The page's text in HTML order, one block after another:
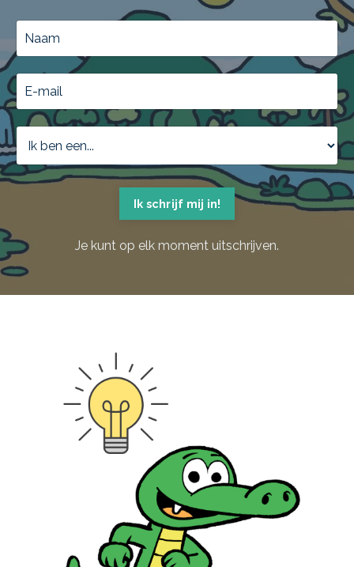
Ik schrijf mij in!
Je kunt op elk moment uitschrijven.